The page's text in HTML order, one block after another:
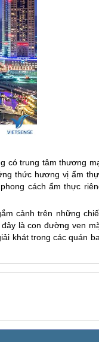
có trung tâm thương
thức hương vị ẩm
cách ẩm thực
cảnh trên những
là con đường ven
khát trong các quán